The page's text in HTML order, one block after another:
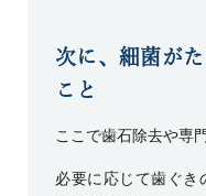
次に、細菌が
こと
ここで歯石除去や専
必要に応じて歯ぐき